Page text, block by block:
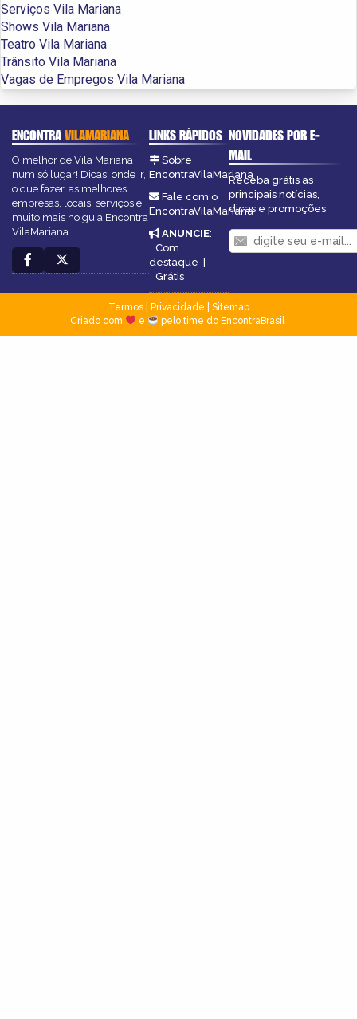
Serviços Vila Mariana
Shows Vila Mariana
Teatro Vila Mariana
Trânsito Vila Mariana
Vagas de Empregos Vila Mariana
ENCONTRAVILAMARIANA
O melhor de Vila Mariana
num só lugar! Dicas, onde ir,
o que fazer, as melhores
empresas, locais, serviços e
muito mais no guia Encontra
VilaMariana.
LINKS RÁPIDOS
Sobre
EncontraVilaMariana
Fale com o
EncontraVilaMariana
ANUNCIE:
Com
destaque |
Grátis
NOVIDADES POR E-
MAIL
Receba grátis as
principais notícias,
dicas e promoções
Termos| Privacidade
Sitemap
Criado com
e pelo time do EncontraBrasil